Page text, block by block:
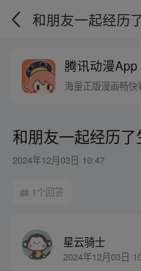
腾讯动漫App
海量正版漫画畅快
和朋友一起经历
2024年12月03日 10:47
1个回答
星云骑士
2024年12月03日